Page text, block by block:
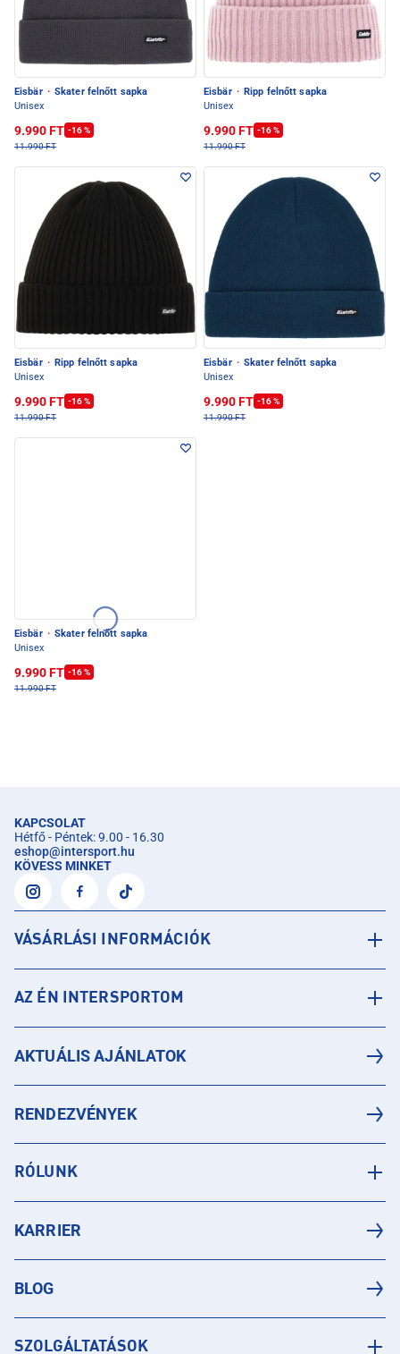
Eisbär · Skater felnőtt sapka
Unisex
9.990 FT -16 %
11.990 FT
Eisbär · Ripp felnőtt sapka
Unisex
9.990 FT -16 %
11.990 FT
Eisbär · Ripp felnőtt sapka
Unisex
9.990 FT -16 %
11.990 FT
Eisbär · Skater felnőtt sapka
Unisex
9.990 FT -16 %
11.990 FT
Eisbär · Skater felnőtt sapka
Unisex
9.990 FT -16 %
11.990 FT
KAPCSOLAT
Hétfő - Péntek: 9.00 - 16.30
eshop@intersport.hu
KÖVESS MINKET
VÁSÁRLÁSI INFORMÁCIÓK
AZ ÉN INTERSPORTOM
AKTUÁLIS AJÁNLATOK
RENDEZVÉNYEK
RÓLUNK
KARRIER
BLOG
SZOLGÁLTATÁSOK